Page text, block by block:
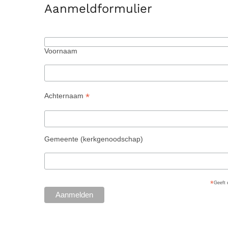
Aanmeldformulier
Voornaam
Achternaam *
Gemeente (kerkgenoodschap)
*Geeft